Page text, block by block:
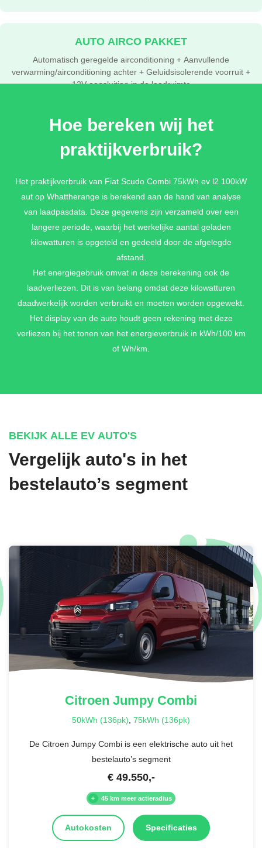
AUTO AIRCO PAKKET
Automatisch geregelde airconditioning + Aanvullende
verwarming/airconditioning achter + Geluidsisolerende voorruit +
12V aansluiting in de laadruimte
€ 0,-
PACK ERGONOMIE MET
PASSAGIERSSTOEL
Passagiersstoel met armsteun + In hoogte verstelbare
bestuurdersstoel met armsteun en verstelbare lendensteun
Hoe bereken wij het
praktijkverbruik?
Het praktijkverbruik van Fiat Scudo Combi 75kWh ev l2 100kW
aut op Whattherange is berekend aan de hand van analyse
van laadpasdata. Deze gegevens zijn verzameld over een
langere periode, waarbij het werkelijke aantal geladen
kilowatturen is opgeteld en gedeeld door de afgelegde
afstand.
Het energiegebruik omvat in deze berekening ook de
laadverliezen. Dit is van belang omdat deze kilowatturen
daadwerkelijk worden verbruikt en moeten worden opgewekt.
Het display van de auto houdt geen rekening met deze
verliezen bij het tonen van het energieverbruik in kWh/100 km
of Wh/km.
BEKIJK ALLE EV AUTO'S
Vergelijk auto's in het
bestelauto’s segment
Citroen Jumpy Combi
50kWh (136pk), 75kWh (136pk)
De Citroen Jumpy Combi is een elektrische auto uit het
bestelauto’s segment
€ 49.550,-
45 km meer actieradius
Autokosten Specificaties